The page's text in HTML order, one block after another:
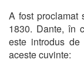
A fost proclamat
1830. Dante, în
este introdus
aceste cuvinte: